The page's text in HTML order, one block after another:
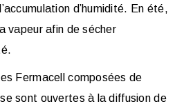
d’humidité. En été,
vapeur afin de sécher
Fermacell composées de
sont ouvertes à la diffusion de